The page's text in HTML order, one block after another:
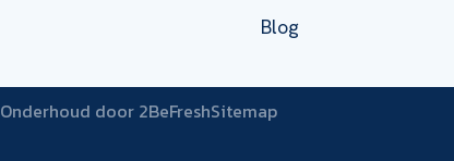
Blog
Onderhoud door 2BeFreshSitemap